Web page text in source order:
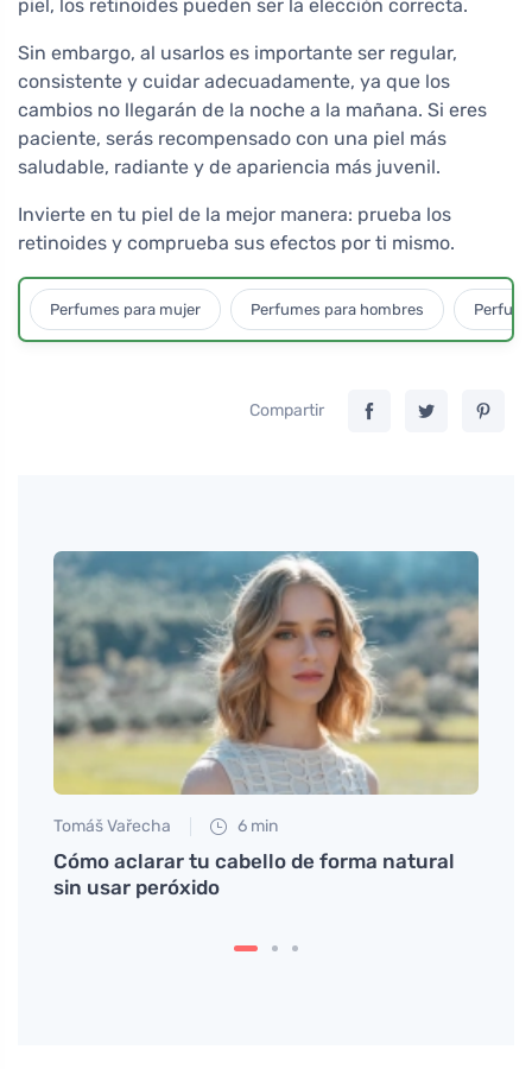
piel, los retinoides pueden ser la elección correcta.
Sin embargo, al usarlos es importante ser regular,
consistente y cuidar adecuadamente, ya que los
cambios no llegarán de la noche a la mañana. Si eres
paciente, serás recompensado con una piel más
saludable, radiante y de apariencia más juvenil.
Invierte en tu piel de la mejor manera: prueba los
retinoides y comprueba sus efectos por ti mismo.
Perfumes para mujer Perfumes para hombres
Compartir
Tomáš Vařecha 6 min
Cómo aclarar tu cabello de forma natural
sin usar peróxido